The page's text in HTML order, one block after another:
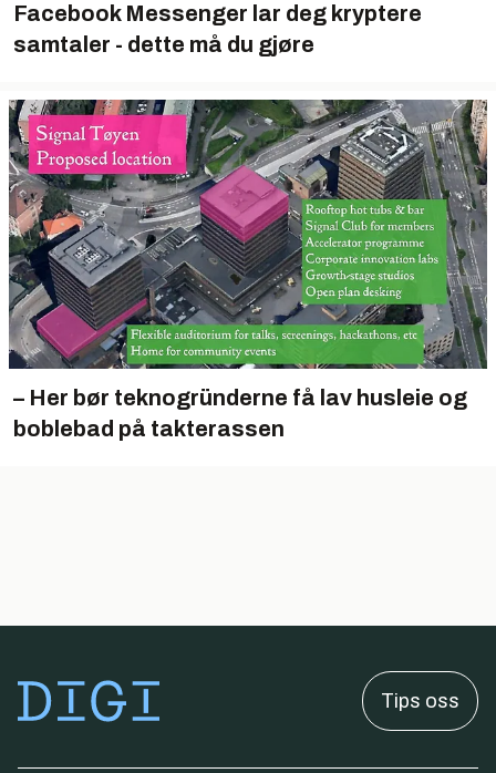
Facebook Messenger lar deg kryptere
samtaler - dette må du gjøre
– Her bør teknogründerne få lav husleie og
boblebad på takterassen
Tips oss